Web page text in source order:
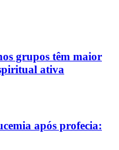
grupos têm maior
ativa
após profecia: